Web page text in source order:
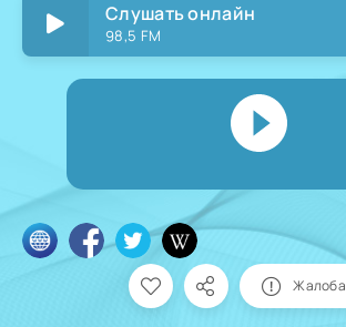
Слушать онлайн
98,5 FM
Жалоба